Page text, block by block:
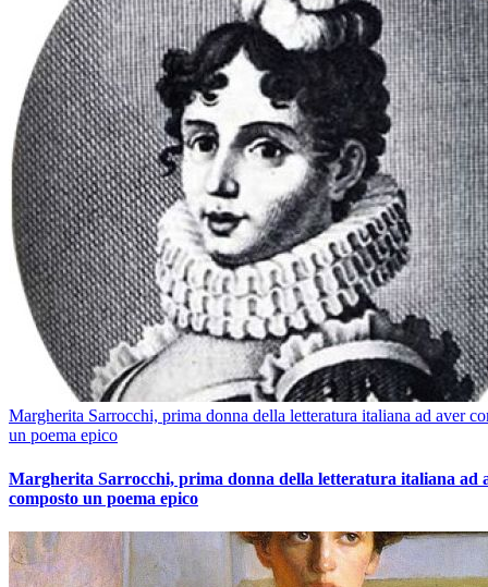
Margherita Sarrocchi, prima donna della letteratura italiana ad aver
un poema epico
Margherita Sarrocchi, prima donna della letteratura italiana ad
composto un poema epico